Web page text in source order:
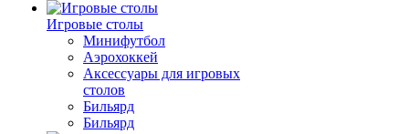
Игровые столы
Минифутбол
Аэрохоккей
Аксессуары для игровых
столов
Бильяpд
Бильяpд